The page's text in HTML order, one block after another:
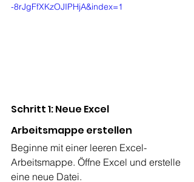
-8rJgFfXKzOJIPHjA&index=1
Schritt 1: Neue Excel
Arbeitsmappe erstellen
Beginne mit einer leeren Excel-
Arbeitsmappe. Öffne Excel und erstelle
eine neue Datei.